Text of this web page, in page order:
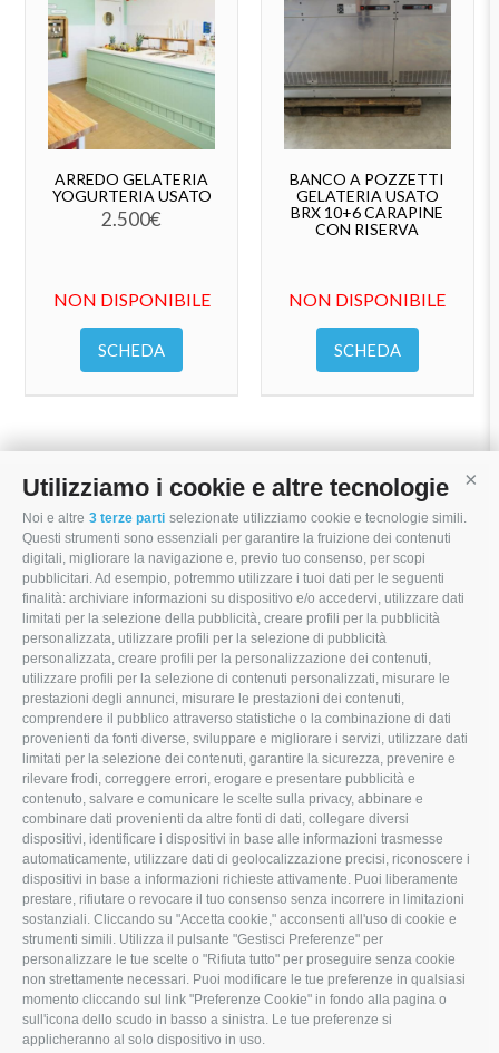
Utilizziamo i cookie e altre tecnologie
Noi e altre 3 terze parti selezionate utilizziamo cookie e tecnologie simili.
Questi strumenti sono essenziali per garantire la fruizione dei contenuti
digitali, migliorare la navigazione e, previo tuo consenso, per scopi
pubblicitari. Ad esempio, potremmo utilizzare i tuoi dati per le seguenti
finalità: archiviare informazioni su dispositivo e/o accedervi, utilizzare dati
limitati per la selezione della pubblicità, creare profili per la pubblicità
personalizzata, utilizzare profili per la selezione di pubblicità
personalizzata, creare profili per la personalizzazione dei contenuti,
utilizzare profili per la selezione di contenuti personalizzati, misurare le
prestazioni degli annunci, misurare le prestazioni dei contenuti,
comprendere il pubblico attraverso statistiche o la combinazione di dati
provenienti da fonti diverse, sviluppare e migliorare i servizi, utilizzare dati
limitati per la selezione dei contenuti, garantire la sicurezza, prevenire e
rilevare frodi, correggere errori, erogare e presentare pubblicità e
contenuto, salvare e comunicare le scelte sulla privacy, abbinare e
combinare dati provenienti da altre fonti di dati, collegare diversi
dispositivi, identificare i dispositivi in base alle informazioni trasmesse
automaticamente, utilizzare dati di geolocalizzazione precisi, riconoscere i
dispositivi in base a informazioni richieste attivamente. Puoi liberamente
prestare, rifiutare o revocare il tuo consenso senza incorrere in limitazioni
sostanziali. Cliccando su "Accetta cookie," acconsenti all'uso di cookie e
strumenti simili. Utilizza il pulsante "Gestisci Preferenze" per
personalizzare le tue scelte o "Rifiuta tutto" per proseguire senza cookie
non strettamente necessari. Puoi modificare le tue preferenze in qualsiasi
momento cliccando sul link "Preferenze Cookie" in fondo alla pagina o
sull'icona dello scudo in basso a sinistra. Le tue preferenze si
applicheranno al solo dispositivo in uso.
ARREDO GELATERIA
YOGURTERIA USATO
2.500€
NON DISPONIBILE
SCHEDA
BANCO A POZZETTI
GELATERIA USATO
BRX 10+6 CARAPINE
CON RISERVA
NON DISPONIBILE
SCHEDA
I MORI STOCK PRICE EQUIPMENT SRL
Via Maranello, 19
47853 Coriano (RN)
(+39) 345 0369943
info@imoristock.com
T
w
i
t
t
e
r
F
a
c
e
b
o
o
k
L
i
n
k
e
d
I
n